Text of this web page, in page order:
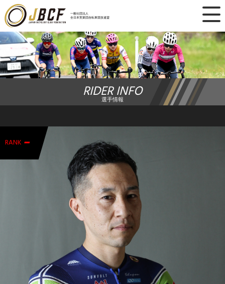
一般社団法人
全日本実業団自転車競技連盟
×
ニュース
レース日程
ランキング
チーム・選手
競技ガイド
加盟・登録
エントリー
JBCF ROAD SERIESとは
RIDER INFO
選手情報
RANK -